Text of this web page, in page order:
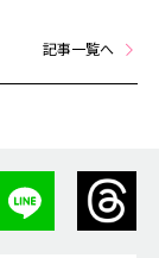
記事一覧へ